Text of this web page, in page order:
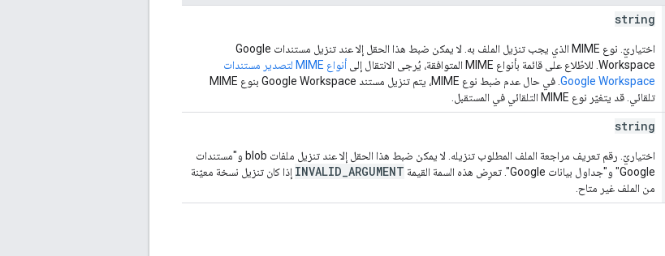
string
اختياريّ. نوع MIME الذي يجب تنزيل الملف به. لا يمكن ضبط هذا الحقل إلا عند تنزيل مستندات Google
Workspace. للاطّلاع على قائمة بأنواع MIME المتوافقة، يُرجى الانتقال إلى
أنواع MIME لتصدير مستندات
Google Workspace
. في حال عدم ضبط نوع MIME، يتم تنزيل مستند Google Workspace بنوع MIME
تلقائي. قد يتغيّر نوع MIME التلقائي في المستقبل.
string
اختياريّ. رقم تعريف مراجعة الملف المطلوب تنزيله. لا يمكن ضبط هذا الحقل إلا عند تنزيل ملفات blob و"مستندات
Google" و"جداول بيانات Google". تعرِض هذه السمة القيمة
INVALID_ARGUMENT إذا كان تنزيل نسخة معيّنة
من الملف غير متاح.